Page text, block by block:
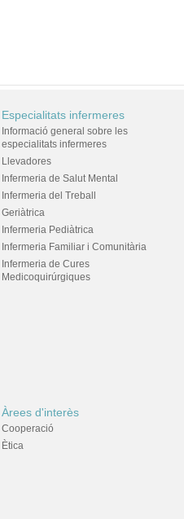
Especialitats infermeres
Informació general sobre les
especialitats infermeres
Llevadores
Infermeria de Salut Mental
Infermeria del Treball
Geriàtrica
Infermeria Pediàtrica
Infermeria Familiar i Comunitària
Infermeria de Cures
Medicoquirúrgiques
Àrees d'interès
Cooperació
Ètica